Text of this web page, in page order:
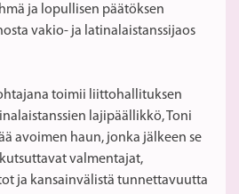
ja lopullisen päätöksen
vakio- ja latinalaistanssijaos
toimii liittohallituksen
lajipäällikkö, Toni
avoimen haun, jonka jälkeen se
valmentajat,
ja kansainvälistä tunnettavuutta